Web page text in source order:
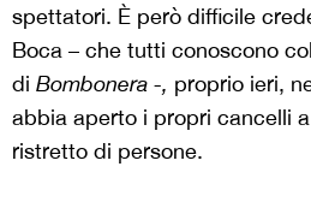
spettatori. È però difficile
Boca – che tutti conoscono
di Bombonera -, proprio ieri,
abbia aperto i propri cancelli
ristretto di persone.